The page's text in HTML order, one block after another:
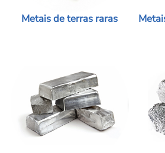
Metais de terras raras